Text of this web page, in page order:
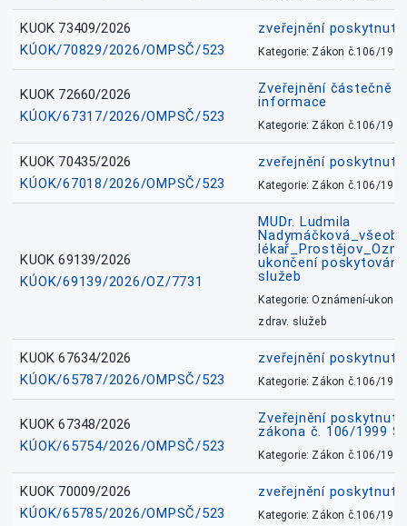
KUOK 73409/2026
KÚOK/70829/2026/OMPSČ/523
zveřejnění
Kategorie: Zákon č.106/1999
KUOK 72660/2026
KÚOK/67317/2026/OMPSČ/523
Zveřejnění částečně
informace
Kategorie: Zákon č.106/1999
KUOK 70435/2026
KÚOK/67018/2026/OMPSČ/523
zveřejnění
Kategorie: Zákon č.106/1999
KUOK 69139/2026
KÚOK/69139/2026/OZ/7731
MUDr. Ludmila
ukončení
služeb
Kategorie: Oznámení-
zdrav. služeb
KUOK 67634/2026
KÚOK/65787/2026/OMPSČ/523
zveřejnění
Kategorie: Zákon č.106/1999
KUOK 67348/2026
KÚOK/65754/2026/OMPSČ/523
Zveřejnění
zákona č. 106/1999
Kategorie: Zákon č.106/1999
KUOK 70009/2026
KÚOK/65785/2026/OMPSČ/523
zveřejnění
Kategorie: Zákon č.106/1999